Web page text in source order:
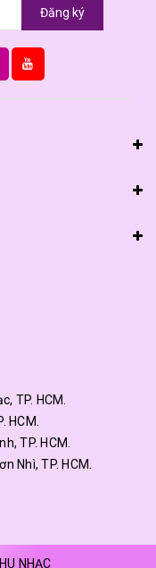
Đăng ký
TP. HCM.
HCM.
TP. HCM.
Nhì, TP. HCM.
NHẠC